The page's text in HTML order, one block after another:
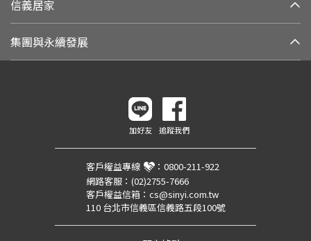
信義居家
集團與永續發展
加好友 追蹤我們
客戶權益專線 ： 0800-211-922
網路客服： (02)2755-7666
客戶權益信箱： cs@sinyi.com.tw
110 台北市信義區信義路五段100號